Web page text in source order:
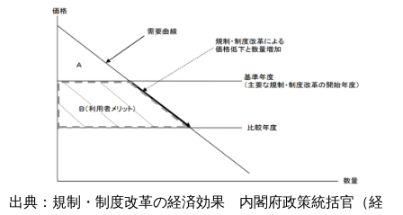
出典：規制・制度改革の経済効果 内閣府政策統括官（経